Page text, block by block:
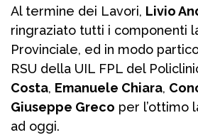
Al termine dei Lavori, Livio
ringraziato tutti i componenti
Provinciale, ed in modo
RSU della UIL FPL del
Costa, Emanuele Chiara,
Giuseppe Greco per l’ottimo
ad oggi.